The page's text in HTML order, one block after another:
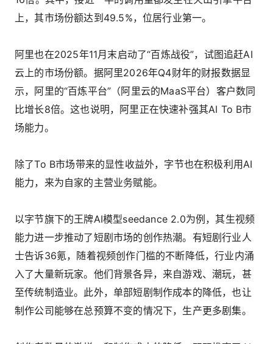
上，其市场份额达到49.5%，位居行业第一。
阿里也在2025年11月末启动了“百炼战役”，试图追赶AI
云上的市场份额。据阿里2026年Q4财年的财报数据显
示，阿里的“百炼平台”（阿里云的MaaS平台）客户数同
比增长8倍。这也说明，阿里正在快速补强其AI To B市
场能力。
除了To B市场带来的显性收益外，字节也在积极利用AI
能力，来为自家的主营业务赋能。
以字节旗下的王牌AI模型seedance 2.0为例，其生视频
能力进一步推动了短剧市场的创作热潮。有短剧行业人
士告诉36氪，随着视频创作门槛的不断降低，行业内涌
入了大量新玩家。他们背景各异，来自游戏、潮玩，甚
至传统制造业。此外，单部短剧制作成本的降低，也让
制作公司能够在总预算不变的情况下，生产更多剧集。